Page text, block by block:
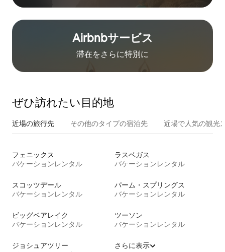
Airbnb⁠サ⁠ー⁠ビ⁠ス
滞在をさ⁠ら⁠に特⁠別⁠に
ぜひ訪⁠れ⁠た⁠い目⁠的⁠地
近場の旅行先 その他のタ⁠イ⁠プ⁠の宿⁠泊⁠先 近場で人気の観光
フェニックス
バケーションレンタル
ラスベガス
バケーションレンタル
スコッツデール
バケーションレンタル
パーム・スプリングス
バケーションレンタル
ビッグベアレイク
バケーションレンタル
ツーソン
バケーションレンタル
ジョシュアツリー
さらに表示